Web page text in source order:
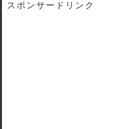
スポンサードリンク